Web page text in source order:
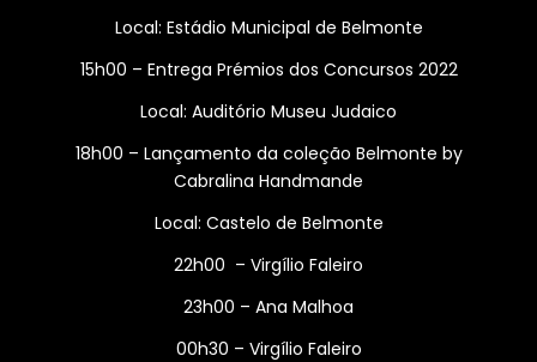
Local: Estádio Municipal de Belmonte
15h00 – Entrega Prémios dos Concursos 2022
Local: Auditório Museu Judaico
18h00 – Lançamento da coleção Belmonte by
Cabralina Handmande
Local: Castelo de Belmonte
22h00 – Virgílio Faleiro
23h00 – Ana Malhoa
00h30 – Virgílio Faleiro